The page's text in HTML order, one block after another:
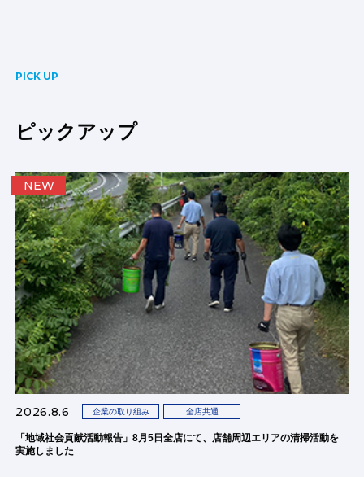
PICK UP
ピックアップ
2026.8.6 企業の取り組み 全店共通
「地域社会貢献活動報告」8月5日全店にて、店舗周辺エリアの清掃活動を
実施しました
NEW